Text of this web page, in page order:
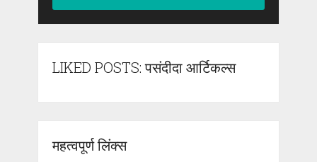
LIKED POSTS: पसंदीदा आर्टिकल्स
महत्वपूर्ण लिंक्स